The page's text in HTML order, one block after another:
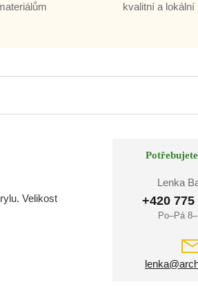
kvalitní a lokální
Velikost
Lenka
+420 775
Po–Pá